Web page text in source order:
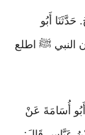
حَدَّثَنَا أَبُو
النبي ﷺ اطلع
أَبُو أُسَامَةَ عَنْ